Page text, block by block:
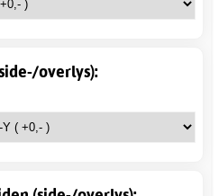
overlys):